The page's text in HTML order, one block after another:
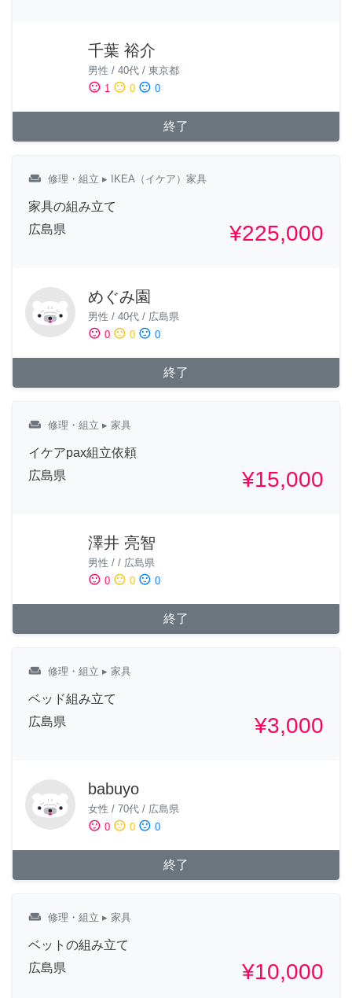
千葉 裕介
男性 / 40代 / 東京都
sentiment_satisfied 1 sentiment_neutral 0 sentiment_dissatisfied 0
終了
weekend 修理・組立 ▸ IKEA（イケア）家具
家具の組み立て
広島県
¥225,000
めぐみ園
男性 / 40代 / 広島県
sentiment_satisfied 0 sentiment_neutral 0 sentiment_dissatisfied 0
終了
weekend 修理・組立 ▸ 家具
イケアpax組立依頼
広島県
¥15,000
澤井 亮智
男性 / / 広島県
sentiment_satisfied 0 sentiment_neutral 0 sentiment_dissatisfied 0
終了
weekend 修理・組立 ▸ 家具
ベッド組み立て
広島県
¥3,000
babuyo
女性 / 70代 / 広島県
sentiment_satisfied 0 sentiment_neutral 0 sentiment_dissatisfied 0
終了
weekend 修理・組立 ▸ 家具
ベットの組み立て
広島県
¥10,000